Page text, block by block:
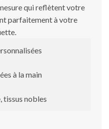
qui reflètent votre
parfaitement à votre
à la main
tissus nobles